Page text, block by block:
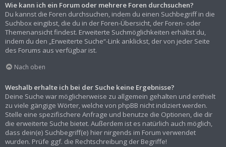
Wie kann ich ein Forum oder mehrere Foren durchsuchen?
Du kannst die Foren durchsuchen, indem du einen Suchbegriff in die
Suchbox eingibst, die du in der Foren-Übersicht, der Foren- oder
Themenansicht findest. Erweiterte Suchmöglichkeiten erhältst du,
indem du den „Erweiterte Suche“-Link anklickst, der von jeder Seite
des Forums aus verfügbar ist.
Nach oben
Weshalb erhalte ich bei der Suche keine Ergebnisse?
Deine Suche war möglicherweise zu allgemein gehalten und enthielt
zu viele gängige Wörter, welche von phpBB nicht indiziert werden.
Stelle eine spezifischere Anfrage und benutze die Optionen, die dir
die erweiterte Suche bietet. Außerdem ist es natürlich auch möglich,
dass dein(e) Suchbegriff(e) hier nirgends im Forum verwendet
wurden. Prüfe ggf. die Rechtschreibung der Begriffe!